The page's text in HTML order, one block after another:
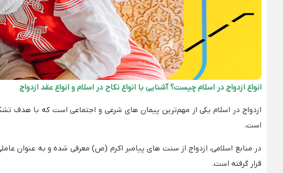
انواع ازدواج در اسلام چیست؟ آشنایی با انواع نکاح در اسلام و انواع عقد ازدواج
ازدواج در اسلام یکی از مهم‌ترین پیمان‌ های شرعی و اجتماعی است که با هدف
است.
در منابع اسلامی، ازدواج از سنت‌ های پیامبر اکرم (ص) معرفی شده و به عنوان
قرار گرفته است.